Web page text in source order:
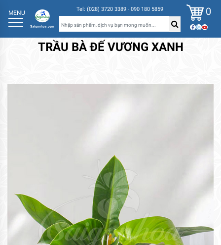
MENU Tel: (028) 3720 3389 - 090 180 5859 0
TRẦU BÀ ĐẾ VƯƠNG XANH